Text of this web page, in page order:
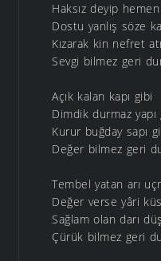
Haksız deyip
Dostu yanlış söze
Kızarak kin nefret
Sevgi bilmez geri
Açık kalan kapı gibi
Dimdik durmaz yapı
Kurur buğday sapı
Değer bilmez geri
Tembel yatan arı
Değer verse yâri
Sağlam olan darı
Çürük bilmez geri